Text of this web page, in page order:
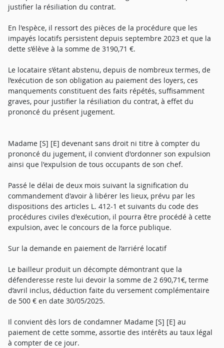
justifier la résiliation du contrat.
En l'espèce, il ressort des pièces de la procédure que les
impayés locatifs persistent depuis septembre 2023 et que la
dette s’élève à la somme de 3190,71 €.
Le locataire s’étant abstenu, depuis de nombreux termes, de
l’exécution de son obligation au paiement des loyers, ces
manquements constituent des faits répétés, suffisamment
graves, pour justifier la résiliation du contrat, à effet du
prononcé du présent jugement.
Madame [S] [E] devenant sans droit ni titre à compter du
prononcé du jugement, il convient d'ordonner son expulsion
ainsi que l'expulsion de tous occupants de son chef.
Passé le délai de deux mois suivant la signification du
commandement d'avoir à libérer les lieux, prévu par les
dispositions des articles L. 412-1 et suivants du code des
procédures civiles d'exécution, il pourra être procédé à cette
expulsion, avec le concours de la force publique.
Sur la demande en paiement de l’arriéré locatif
Le bailleur produit un décompte démontrant que la
défenderesse reste lui devoir la somme de 2 690,71€, terme
d’avril inclus, déduction faite du versement complémentaire
de 500 € en date 30/05/2025.
Il convient dès lors de condamner Madame [S] [E] au
paiement de cette somme, assortie des intérêts au taux légal
à compter de ce jour.